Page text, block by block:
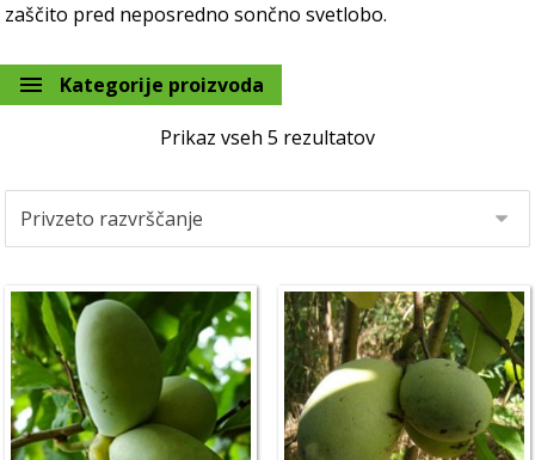
zaščito pred neposredno sončno svetlobo.
Kategorije proizvoda
Prikaz vseh 5 rezultatov